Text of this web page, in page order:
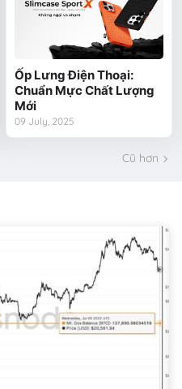
Ốp Lưng Điện Thoại:
Chuẩn Mực Chất Lượng
Mới
09 July, 2025
Cũ hơn